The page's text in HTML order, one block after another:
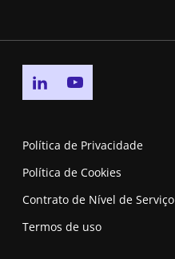
Go to linkedin page
Política de Privacidade
Política de Cookies
Contrato de Nível de Serviço
Termos de uso